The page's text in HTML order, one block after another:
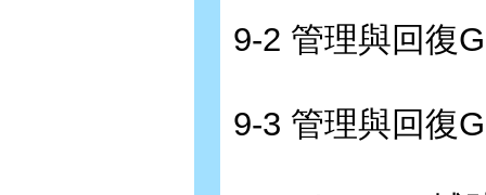
9-2 管理與回復
9-3 管理與回復